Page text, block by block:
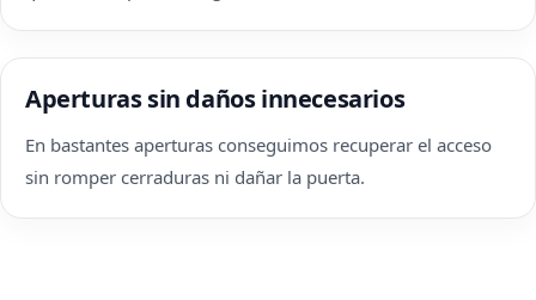
Aperturas sin daños innecesarios
En bastantes aperturas conseguimos recuperar el acceso
sin romper cerraduras ni dañar la puerta.